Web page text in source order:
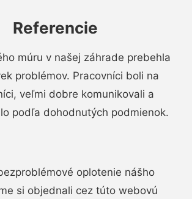
Referencie
múru v našej záhrade prebehla
problémov. Pracovníci boli na
veľmi dobre komunikovali a
podľa dohodnutých podmienok.
oplotenie nášho
si objednali cez túto webovú